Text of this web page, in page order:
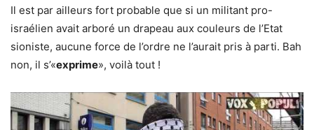
Il est par ailleurs fort probable que si un militant pro-
israélien avait arboré un drapeau aux couleurs de l’Etat
sioniste, aucune force de l’ordre ne l’aurait pris à parti. Bah
non, il s’«exprime», voilà tout !